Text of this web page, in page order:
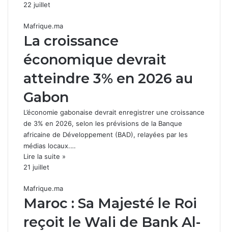
22 juillet
Mafrique.ma
La croissance
économique devrait
atteindre 3% en 2026 au
Gabon
L’économie gabonaise devrait enregistrer une croissance
de 3% en 2026, selon les prévisions de la Banque
africaine de Développement (BAD), relayées par les
médias locaux.…
Lire la suite »
21 juillet
Mafrique.ma
Maroc : Sa Majesté le Roi
reçoit le Wali de Bank Al-